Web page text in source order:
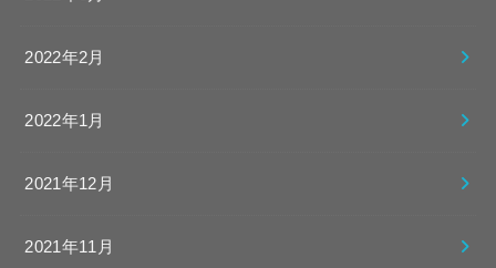
2022年2月
2022年1月
2021年12月
2021年11月